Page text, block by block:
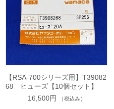
【RSA-700シリーズ用】T39082
68 ヒューズ【10個セット】
16,500円
（税込み）